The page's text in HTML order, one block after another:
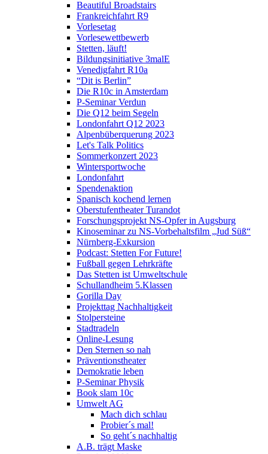
Beautiful Broadstairs
Frankreichfahrt R9
Vorlesetag
Vorlesewettbewerb
Stetten, läuft!
Bildungsinitiative 3malE
Venedigfahrt R10a
“Dit is Berlin”
Die R10c in Amsterdam
P-Seminar Verdun
Die Q12 beim Segeln
Londonfahrt Q12 2023
Alpenbüberquerung 2023
Let's Talk Politics
Sommerkonzert 2023
Wintersportwoche
Londonfahrt
Spendenaktion
Spanisch kochend lernen
Oberstufentheater Turandot
Forschungsprojekt NS-Opfer in Augsburg
Kinoseminar zu NS-Vorbehaltsfilm „Jud Süß“
Nürnberg-Exkursion
Podcast: Stetten For Future!
Fußball gegen Lehrkräfte
Das Stetten ist Umweltschule
Schullandheim 5.Klassen
Gorilla Day
Projekttag Nachhaltigkeit
Stolpersteine
Stadtradeln
Online-Lesung
Den Sternen so nah
Präventionstheater
Demokratie leben
P-Seminar Physik
Book slam 10c
Umwelt AG
Mach dich schlau
Probier´s mal!
So geht´s nachhaltig
A.B. trägt Maske